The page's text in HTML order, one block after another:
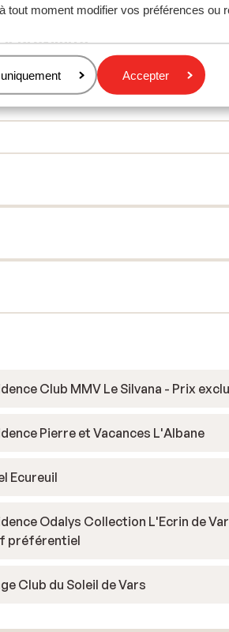
tout moment modifier vos préférences ou
Accepter
À proximité
Distance du centre-ville
Distance aux magasins les plus
mètres
Club MMV Le Silvana - Prix
Pierre et Vacances L'Albane
Ecureuil
Odalys Collection L'Ecrin de
préférentiel
Club du Soleil de Vars